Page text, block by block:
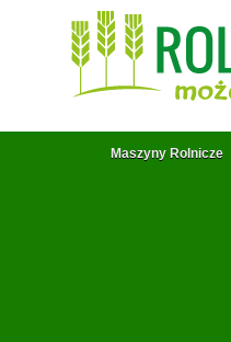
Maszyny Rolnicze